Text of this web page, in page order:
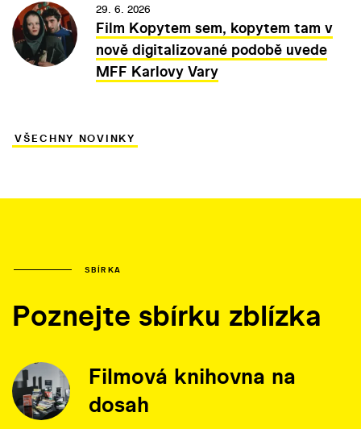
29. 6. 2026
Film Kopytem sem, kopytem tam v
nově digitalizované podobě uvede
MFF Karlovy Vary
VŠECHNY NOVINKY
SBÍRKA
Poznejte sbírku zblízka
Filmová knihovna na
dosah